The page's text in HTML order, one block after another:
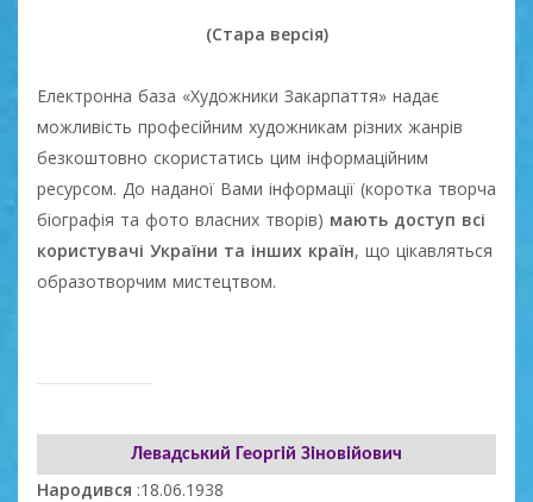
(Стара версія)
Електронна база «Художники Закарпаття» надає
можливість професійним художникам різних жанрів
безкоштовно скористатись цим інформаційним
ресурсом. До наданої Вами інформації (коротка творча
біографія та фото власних творів) мають доступ всі
користувачі України та інших країн, що цікавляться
образотворчим мистецтвом.
Левадський Георгій Зіновійович
Народився :18.06.1938